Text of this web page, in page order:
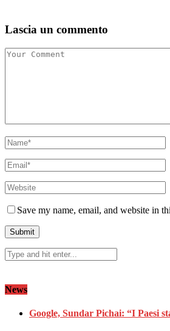
Lascia un commento
Save my name, email, and website in
News
Google, Sundar Pichai: “I Paesi